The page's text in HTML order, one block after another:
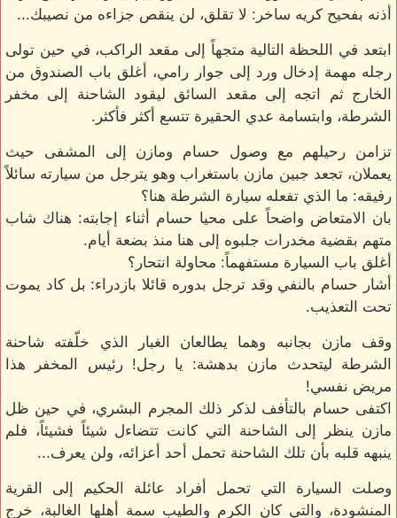
أذنه بفحيح كريه ساخر: لا تقلق، لن ينقص جزاءه من نصيبك...
ابتعد في اللحظة التالية متجهاً إلى مقعد الراكب، في حين تولى
رجله مهمة إدخال ورد إلى جوار رامي، أغلق باب الصندوق من
الخارج ثم اتجه إلى مقعد السائق ليقود الشاحنة إلى مخفر
الشرطة، وابتسامة عدي الحقيرة تتسع أكثر فأكثر.
تزامن رحيلهم مع وصول حسام ومازن إلى المشفى حيث
يعملان، تجعد جبين مازن باستغراب وهو يترجل من سيارته سائلاً
رفيقه: ما الذي تفعله سيارة الشرطة هنا؟
بان الامتعاض واضحاً على محيا حسام أثناء إجابته: هناك شاب
متهم بقضية مخدرات جلبوه إلى هنا منذ بضعة أيام.
أغلق باب السيارة مستفهماً: محاولة انتحار؟
أشار حسام بالنفي وقد ترجل بدوره قائلا بازدراء: بل كاد يموت
تحت التعذيب.
وقف مازن بجانبه وهما يطالعان الغبار الذي خلّفته شاحنة
الشرطة ليتحدث مازن بدهشة: يا رجل! رئيس المخفر هذا
مريض نفسي!
اكتفى حسام بالتأفف لذكر ذلك المجرم البشري، في حين ظل
مازن ينظر إلى الشاحنة التي كانت تتضاءل شيئاً فشيئاً، فلم
ينبهه قلبه بأن تلك الشاحنة تحمل أحد أعزائه، ولن يعرف...
وصلت السيارة التي تحمل أفراد عائلة الحكيم إلى القرية
المنشودة، والتي كان الكرم والطيب سمة أهلها الغالبة، خرج